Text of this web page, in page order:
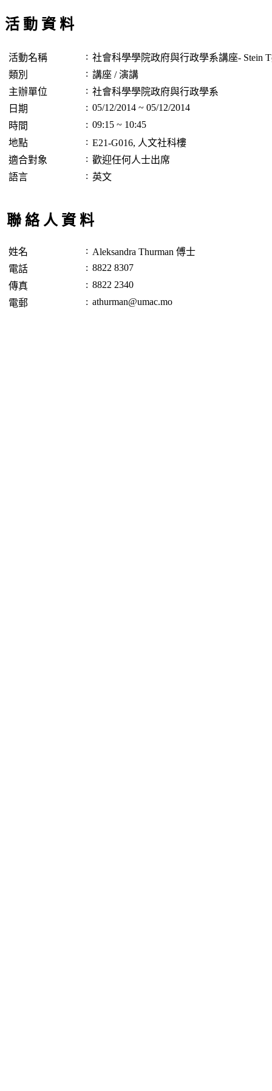
活 動 資 料
活動名稱 : 社會科學學院政府與行政學系講座- Stein
類別
: 講座 / 演講
主辦單位
: 社會科學學院政府與行政學系
日期
: 05/12/2014 ~ 05/12/2014
時間
: 09:15 ~ 10:45
地點
: E21-G016, 人文社科樓
適合對象
: 歡迎任何人士出席
語言
: 英文
聯 絡 人 資 料
姓名 : Aleksandra Thurman 傅士
電話
: 8822 8307
傳真
: 8822 2340
電郵
: athurman@umac.mo